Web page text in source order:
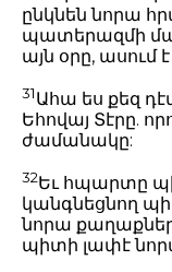
ընկնեն նորա
պատերազմի
այն օրը, ասում է
31Ահա ես քեզ
Եհովայ Տէրը.
ժամանակը:
32Եւ հպարտը
կանգնեցնող
նորա
պիտի լափէ